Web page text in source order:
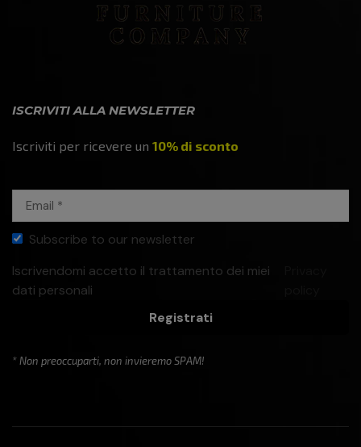
ISCRIVITI ALLA NEWSLETTER
Iscriviti per ricevere un 10% di sconto
Subscribe to our newsletter
Iscrivendomi accetto il trattamento dei miei
dati personali
Registrati
* Non preoccuparti, non invieremo SPAM!